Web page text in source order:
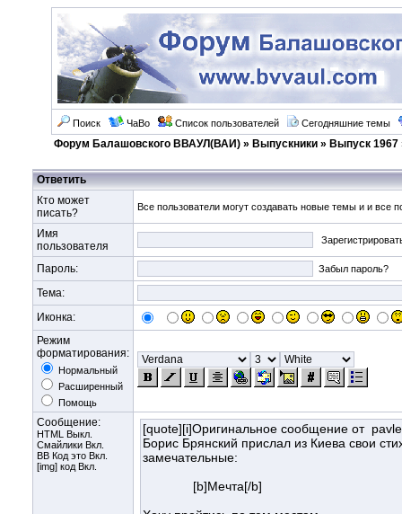
Поиск ЧаВо Список пользователей Сегодняшние темы
Форум Балашовского ВВАУЛ(ВАИ)» Выпускники» Выпуск 1967
Ответить
Кто может
писать?
Все пользователи могут создавать новые темы и и все
Имя
пользователя
Пароль: Забыл пароль?
Тема:
Иконка:
Режим
форматирования:
Нормальный
Расширенный
Помощь
Сообщение:
HTML Выкл.
Смайлики Вкл.
BB Код это Вкл.
[img] код Вкл.